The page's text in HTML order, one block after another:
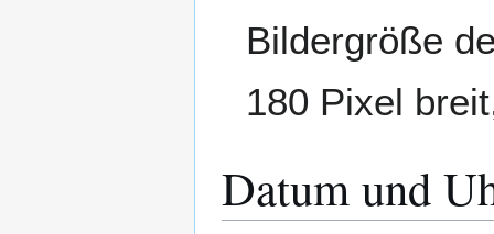
Bildergröße
180 Pixel
Datum und